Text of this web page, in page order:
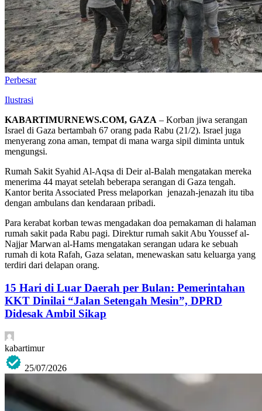
Perbesar
Ilustrasi
KABARTIMURNEWS.COM, GAZA – Korban jiwa serangan
Israel di Gaza bertambah 67 orang pada Rabu (21/2). Israel juga
menyerang zona aman, tempat di mana warga sipil diminta untuk
mengungsi.
Rumah Sakit Syahid Al-Aqsa di Deir al-Balah mengatakan mereka
menerima 44 mayat setelah beberapa serangan di Gaza tengah.
Kantor berita Associated Press melaporkan jenazah-jenazah itu tiba
dengan ambulans dan kendaraan pribadi.
Para kerabat korban tewas mengadakan doa pemakaman di halaman
rumah sakit pada Rabu pagi. Direktur rumah sakit Abu Youssef al-
Najjar Marwan al-Hams mengatakan serangan udara ke sebuah
rumah di kota Rafah, Gaza selatan, menewaskan satu keluarga yang
terdiri dari delapan orang.
15 Hari di Luar Daerah per Bulan: Pemerintahan
KKT Dinilai “Jalan Setengah Mesin”, DPRD
Didesak Ambil Sikap
kabartimur
25/07/2026